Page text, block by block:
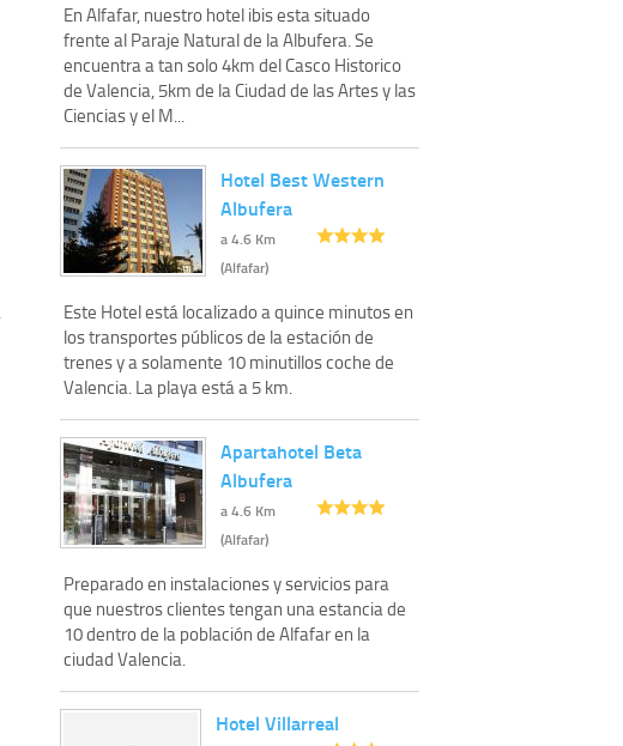
En Alfafar, nuestro hotel ibis esta situado
frente al Paraje Natural de la Albufera. Se
encuentra a tan solo 4km del Casco Historico
de Valencia, 5km de la Ciudad de las Artes y las
Ciencias y el M...
Hotel Best Western
Albufera
a 4.6 Km
(Alfafar)
Este Hotel está localizado a quince minutos en
los transportes públicos de la estación de
trenes y a solamente 10 minutillos coche de
Valencia. La playa está a 5 km.
Apartahotel Beta
Albufera
a 4.6 Km
(Alfafar)
Preparado en instalaciones y servicios para
que nuestros clientes tengan una estancia de
10 dentro de la población de Alfafar en la
ciudad Valencia.
Hotel Villarreal